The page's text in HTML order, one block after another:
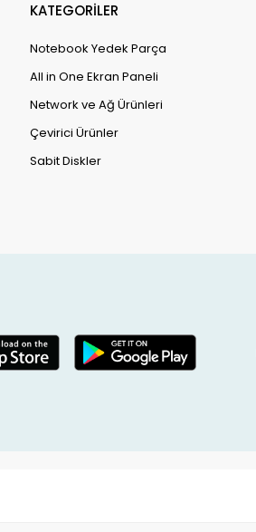
KATEGORİLER
Notebook Yedek Parça
All in One Ekran Paneli
Network ve Ağ Ürünleri
Çevirici Ürünler
Sabit Diskler